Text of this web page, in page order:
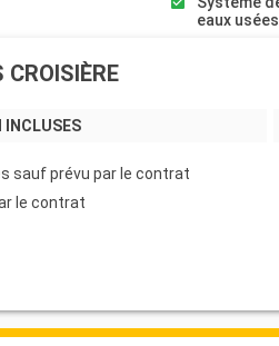
eaux usées
CROISIÈRE
INCLUSES
sauf prévu par le contrat
le contrat